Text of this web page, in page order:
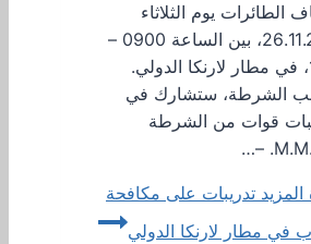
الطائرات يوم الثلاثاء
26.11.2024، بين الساعة 0900 –
1300، في مطار لارنكا الدولي.
الشرطة، ستشارك في
قوات من الشرطة
تدريبات على مكافحة
في مطار لارنكا الدولي